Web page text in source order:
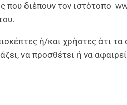
που διέπουν τον ιστότοπο
ή/και χρήστες ότι
να προσθέτει ή να